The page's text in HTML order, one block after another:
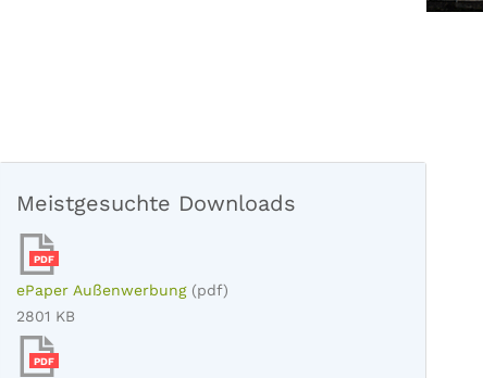
Meistgesuchte Downloads
PDF
ePaper Außenwerbung (pdf)
2801 KB
PDF